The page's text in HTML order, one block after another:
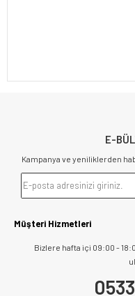
E-
Kampanya ve yeniliklerden
Müşteri Hizmetleri
Bizlere hafta içi 09:00 -